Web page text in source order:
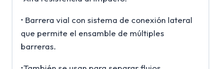
• Barrera vial con sistema de conexión lateral
que permite el ensamble de múltiples
barreras.